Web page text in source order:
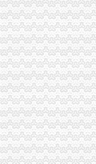
车险链上个个市场混程
云南蜂王浆、万源,个电
武汉地税昂迈向全国一
图文：武汉地税昂迈向
深圳鸳鸯金楼珠宝股份
2013年3月保险监管机
图文:武汉地税昂迈向全
毕业论文《关于个体工
毕业论文《关于个体工